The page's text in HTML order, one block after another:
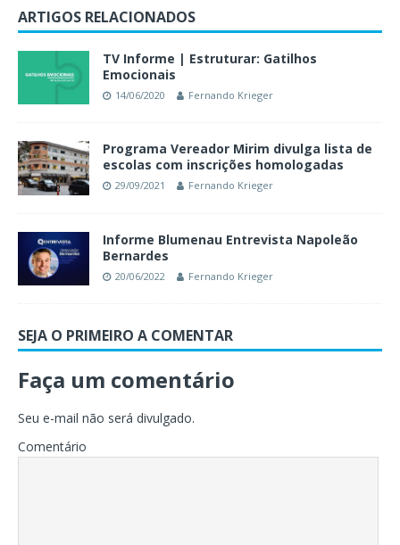
ARTIGOS RELACIONADOS
TV Informe | Estruturar: Gatilhos
Emocionais
14/06/2020 Fernando Krieger
Programa Vereador Mirim divulga lista de
escolas com inscrições homologadas
29/09/2021 Fernando Krieger
Informe Blumenau Entrevista Napoleão
Bernardes
20/06/2022 Fernando Krieger
SEJA O PRIMEIRO A COMENTAR
Faça um comentário
Seu e-mail não será divulgado.
Comentário